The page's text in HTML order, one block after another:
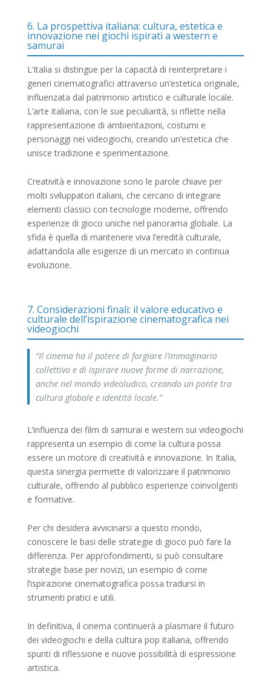
6. La prospettiva italiana: cultura, estetica e
innovazione nei giochi ispirati a western e
samurai
L’Italia si distingue per la capacità di reinterpretare i
generi cinematografici attraverso un’estetica originale,
influenzata dal patrimonio artistico e culturale locale.
L’arte italiana, con le sue peculiarità, si riflette nella
rappresentazione di ambientazioni, costumi e
personaggi nei videogiochi, creando un’estetica che
unisce tradizione e sperimentazione.
Creatività e innovazione sono le parole chiave per
molti sviluppatori italiani, che cercano di integrare
elementi classici con tecnologie moderne, offrendo
esperienze di gioco uniche nel panorama globale. La
sfida è quella di mantenere viva l’eredità culturale,
adattandola alle esigenze di un mercato in continua
evoluzione.
7. Considerazioni finali: il valore educativo e
culturale dell’ispirazione cinematografica nei
videogiochi
“Il cinema ha il potere di forgiare l’immaginario
collettivo e di ispirare nuove forme di narrazione,
anche nel mondo videoludico, creando un ponte tra
cultura globale e identità locale.”
L’influenza dei film di samurai e western sui videogiochi
rappresenta un esempio di come la cultura possa
essere un motore di creatività e innovazione. In Italia,
questa sinergia permette di valorizzare il patrimonio
culturale, offrendo al pubblico esperienze coinvolgenti
e formative.
Per chi desidera avvicinarsi a questo mondo,
conoscere le basi delle strategie di gioco può fare la
differenza. Per approfondimenti, si può consultare
strategie base per novizi, un esempio di come
l’ispirazione cinematografica possa tradursi in
strumenti pratici e utili.
In definitiva, il cinema continuerà a plasmare il futuro
dei videogiochi e della cultura pop italiana, offrendo
spunti di riflessione e nuove possibilità di espressione
artistica.